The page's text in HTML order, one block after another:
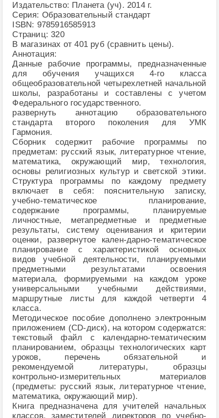
Издательство: Планета (уч). 2014 г.
Серия: Образовательный стандарт
ISBN: 9785916585913
Страниц: 320
В магазинах от 401 руб (сравнить цены).
Аннотация:
Данные рабочие программы, предназначенные
для обучения учащихся 4-го класса
общеобразовательной четырехлетней начальной
школы, разработаны и составлены с учетом
Федерального государственного.
развернуть аннотацию образовательного
стандарта второго поколения для УМК
Гармония.
Сборник содержит рабочие программы по
предметам: русский язык, литературное чтение,
математика, окружающий мир, технология,
основы религиозных культур и светской этики.
Структура программы по каждому предмету
включает в себя: пояснительную записку,
учебно-тематическое планирование,
содержание программы, планируемые
личностные, метапредметные и предметные
результаты, систему оценивания и критерии
оценки, развернутое кален-дарно-тематическое
планирование с характеристикой основных
видов учебной деятельности, планируемыми
предметными результатами освоения
материала, формируемыми на каждом уроке
универсальными учебными действиями,
маршрутные листы для каждой четверти 4
класса.
Методическое пособие дополнено электронным
приложением (CD-диск), на котором содержатся:
текстовый файл с календарно-тематическим
планированием, образцы технологических карт
уроков, перечень обязательной и
рекомендуемой литературы, образцы
контрольно-измерительных материалов
(предметы: русский язык, литературное чтение,
математика, окружающий мир).
Книга предназначена для учителей начальных
классов, заместителей директоров по учебно-